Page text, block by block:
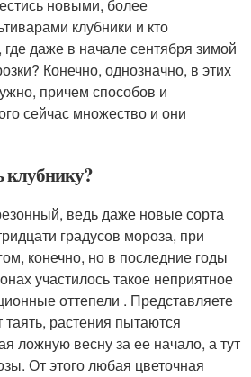
новыми, более
клубники и кто
даже в начале сентября зимой
Конечно, однозначно, в этих
причем способов и
сейчас множество и они
клубнику?
ведь даже новые сорта
градусов мороза, при
конечно, но в последние годы
участилось такое неприятное
оттепели . Представляете
таять, растения пытаются
ложную весну за ее начало, а тут
От этого любая цветочная